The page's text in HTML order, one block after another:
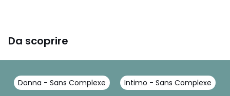
Da scoprire
Donna - Sans Complexe Intimo - Sans Complexe